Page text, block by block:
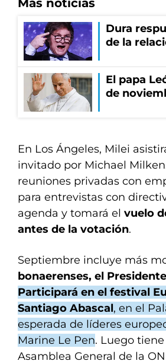
Más noticias
Dura
de la
El papa
de
En Los Ángeles, Milei
invitado por Michael
reuniones privadas con
para entrevistas con
agenda y tomará el vuelo
antes de la votación.
Septiembre incluye más
bonaerenses, el
Participará en el festival
Santiago Abascal, en el
esperada de líderes
Marine Le Pen. Luego
Asamblea General de la